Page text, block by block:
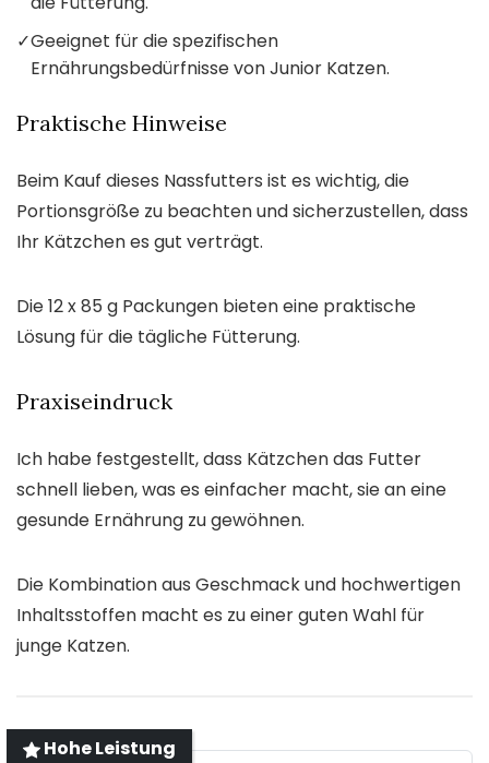
✓Geeignet für die spezifischen
Ernährungsbedürfnisse von Junior Katzen.
Praktische Hinweise
Beim Kauf dieses Nassfutters ist es wichtig, die
Portionsgröße zu beachten und sicherzustellen, dass
Ihr Kätzchen es gut verträgt.
Die 12 x 85 g Packungen bieten eine praktische
Lösung für die tägliche Fütterung.
Praxiseindruck
Ich habe festgestellt, dass Kätzchen das Futter
schnell lieben, was es einfacher macht, sie an eine
gesunde Ernährung zu gewöhnen.
Die Kombination aus Geschmack und hochwertigen
Inhaltsstoffen macht es zu einer guten Wahl für
junge Katzen.
Hohe Leistung